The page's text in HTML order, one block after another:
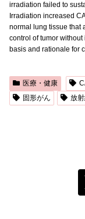
irradiation failed to
Irradiation increased
normal lung tissue that
control of tumor
basis and rationale for
医療・健康
固形がん
放